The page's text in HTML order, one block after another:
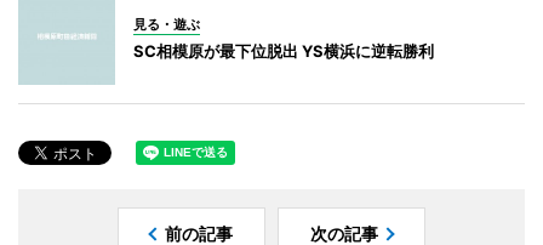
見る・遊ぶ
SC相模原が最下位脱出 YS横浜に逆転勝利
前の記事 次の記事